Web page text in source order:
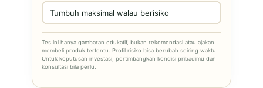
Tumbuh maksimal walau berisiko
Tes ini hanya gambaran edukatif, bukan rekomendasi atau ajakan
membeli produk tertentu. Profil risiko bisa berubah seiring waktu.
Untuk keputusan investasi, pertimbangkan kondisi pribadimu dan
konsultasi bila perlu.